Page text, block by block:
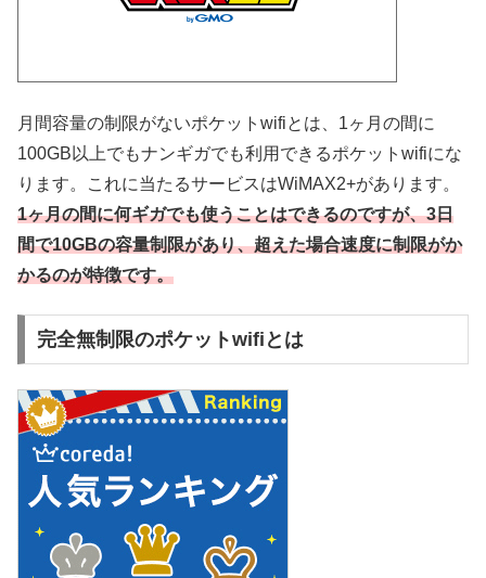
月間容量の制限がないポケットwifiとは、1ヶ月の間に
100GB以上でもナンギガでも利用できるポケットwifiにな
ります。これに当たるサービスはWiMAX2+があります。
1ヶ月の間に何ギガでも使うことはできるのですが、3日
間で10GBの容量制限があり、超えた場合速度に制限がか
かるのが特徴です。
完全無制限のポケットwifiとは